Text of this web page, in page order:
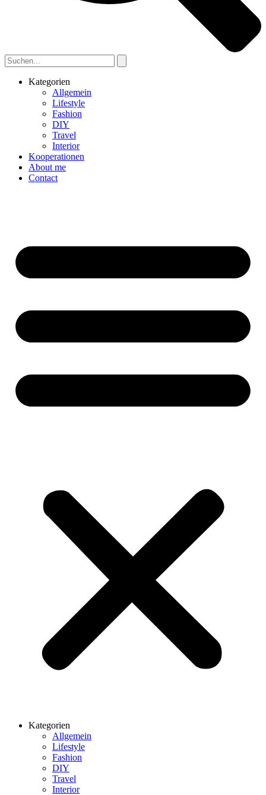
Kategorien
Allgemein
Lifestyle
Fashion
DIY
Travel
Interior
Kooperationen
About me
Contact
Kategorien
Allgemein
Lifestyle
Fashion
DIY
Travel
Interior